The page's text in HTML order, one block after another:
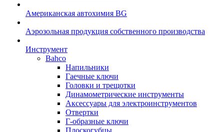
Американская автохимия BG
Аэрозольная продукция собственного производства
Инструмент
Bahco
Напильники
Гаечные ключи
Головки и трещотки
Динамометрические инструменты
Аксессуары для электроинструментов
Отвертки
Г-образные ключи
Плоскогубцы